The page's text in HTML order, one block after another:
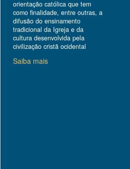
orientação católica que tem
como finalidade, entre outras, a
difusão do ensinamento
tradicional da Igreja e da
cultura desenvolvida pela
civilização cristã ocidental
Saiba mais